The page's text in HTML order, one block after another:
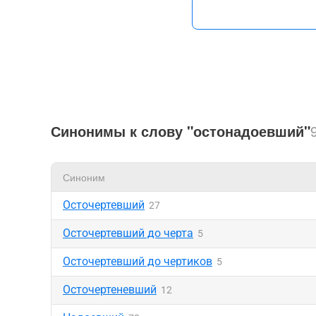
Синонимы к слову "остонадоевший"
Синоним
Осточертевший 27
Осточертевший до черта 5
Осточертевший до чертиков 5
Осточертеневший 12